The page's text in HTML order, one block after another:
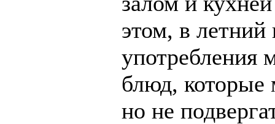
этом, в летний
употребления
блюд, которые
но не